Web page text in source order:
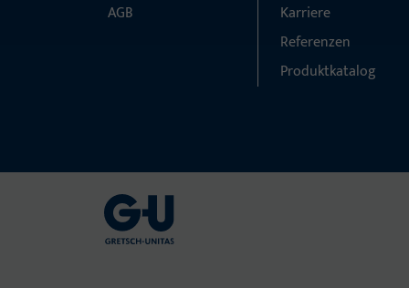
AGB
Karriere
Referenzen
Produktkatalog